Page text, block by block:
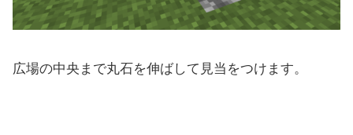
広場の中央まで丸石を伸ばして見当をつけます。